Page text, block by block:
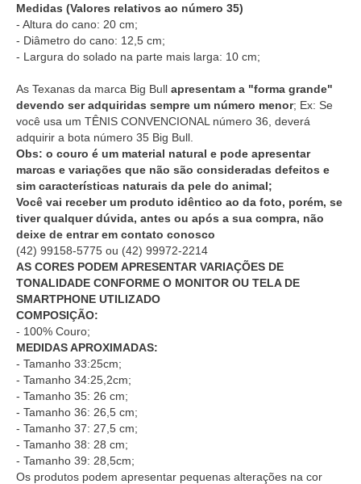
Medidas (Valores relativos ao número 35)
- Altura do cano: 20 cm;
- Diâmetro do cano: 12,5 cm;
- Largura do solado na parte mais larga: 10 cm;
As Texanas da marca Big Bull apresentam a "forma grande"
devendo ser adquiridas sempre um número menor; Ex: Se
você usa um TÊNIS CONVENCIONAL número 36, deverá
adquirir a bota número 35 Big Bull.
Obs: o couro é um material natural e pode apresentar
marcas e variações que não são consideradas defeitos e
sim características naturais da pele do animal;
Você vai receber um produto idêntico ao da foto, porém, se
tiver qualquer dúvida, antes ou após a sua compra, não
deixe de entrar em contato conosco
(42) 99158-5775 ou (42) 99972-2214
AS CORES PODEM APRESENTAR VARIAÇÕES DE
TONALIDADE CONFORME O MONITOR OU TELA DE
SMARTPHONE UTILIZADO
COMPOSIÇÃO:
- 100% Couro;
MEDIDAS APROXIMADAS:
- Tamanho 33:25cm;
- Tamanho 34:25,2cm;
- Tamanho 35: 26 cm;
- Tamanho 36: 26,5 cm;
- Tamanho 37: 27,5 cm;
- Tamanho 38: 28 cm;
- Tamanho 39: 28,5cm;
Os produtos podem apresentar pequenas alterações na cor